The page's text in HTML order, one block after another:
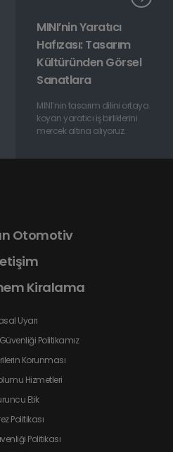
MINI’nin Yaratıcı
Hafızası: Tasarım
Kültüründen Görsel
Sanatlara
MINI’nin tasarım dilini ortaya
koyan yaratıcı iş birliklerini
mercek altına alıyoruz.
Otomotiv
Kiralama
Uyarı
Güvenliği Politikamız
Korunması
Hizmetleri
Etik
Politikası
Politikası